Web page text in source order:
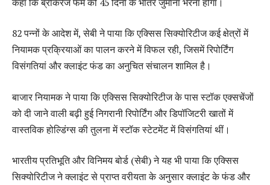
82 पन्नों के आदेश में, सेबी ने पाया कि एक्सिस सिक्योरिटीज कई क्षेत्रों में
नियामक प्रक्रियाओं का पालन करने में विफल रही, जिसमें रिपोर्टिंग
विसंगतियां और क्लाइंट फंड का अनुचित संचालन शामिल है।
बाजार नियामक ने पाया कि एक्सिस सिक्योरिटीज के पास स्टॉक एक्सचेंजों
को दी जाने वाली बढ़ी हुई निगरानी रिपोर्टिंग और डिपॉजिटरी खातों में
वास्तविक होल्डिंग्स की तुलना में स्टॉक स्टेटमेंट में विसंगतियां थीं।
भारतीय प्रतिभूति और विनिमय बोर्ड (सेबी) ने यह भी पाया कि एक्सिस
सिक्योरिटीज ने क्लाइंट से प्राप्त वरीयता के अनुसार क्लाइंट के फंड और